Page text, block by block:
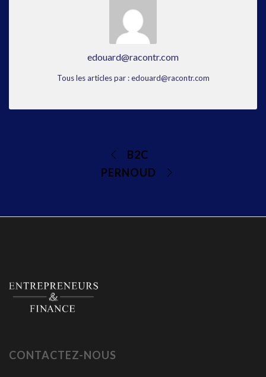
edouard@racontr.com
Tous les articles par : edouard@racontr.com
B2C
PERNOUD
CONTACTEZ-NOUS